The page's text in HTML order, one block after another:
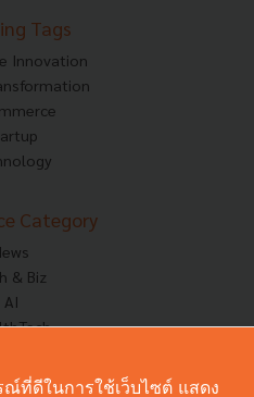
Tags
Innovation
Category
& Biz
AI
Innov
ณ์ที่ดีในการใช้เว็บไซต์ แสดง